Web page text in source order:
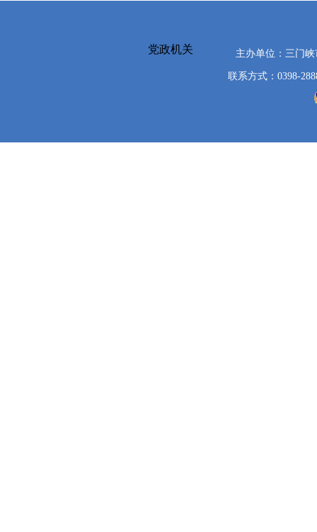
党政机关 主办单位：三门
联系方式：0398-